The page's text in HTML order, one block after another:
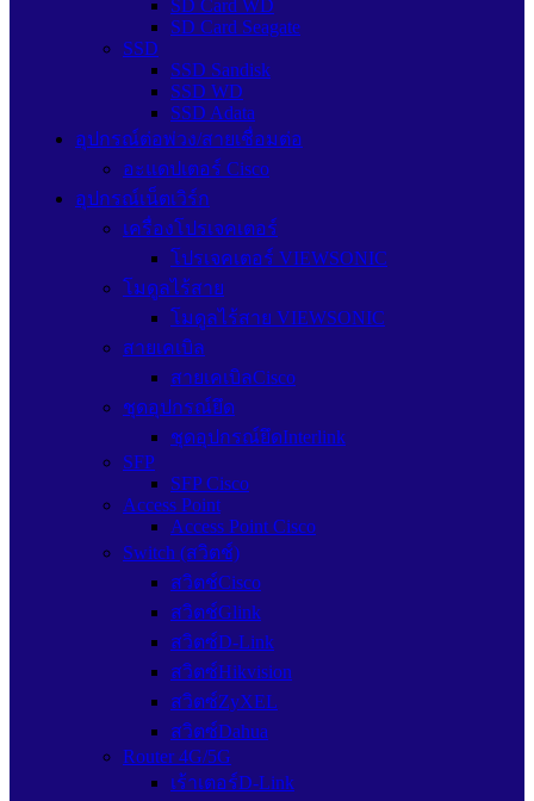
SD Card WD
SD Card Seagate
SSD
SSD Sandisk
SSD WD
SSD Adata
อุปกรณ์ต่อพ่วง/สายเชื่อมต่อ
อะแดปเตอร์ Cisco
อุปกรณ์เน็ตเวิร์ก
เครื่องโปรเจคเตอร์
โปรเจคเตอร์ VIEWSONIC
โมดูลไร้สาย
โมดูลไร้สาย VIEWSONIC
สายเคเบิล
สายเคเบิลCisco
ชุดอุปกรณ์ยึด
ชุดอุปกรณ์ยึดInterlink
SFP
SFP Cisco
Access Point
Access Point Cisco
Switch (สวิตช์)
สวิตช์Cisco
สวิตช์Glink
สวิตซ์D-Link
สวิตซ์Hikvision
สวิตซ์ZyXEL
สวิตซ์Dahua
Router 4G/5G
เร้าเตอร์D-Link